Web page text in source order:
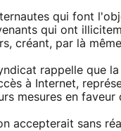
qui font
qui ont
créant, par là
rappelle que
à Internet,
mesures en
accepterait sans